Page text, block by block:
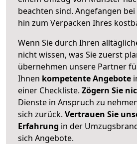
beachten sind. Angefangen
hin zum Verpacken Ihres
Wenn Sie durch Ihren
nicht wissen, was Sie zuerst
übernehmen unsere Partner
Ihnen kompetente Angebote
einer Checkliste. Zögern Sie
Dienste in Anspruch zu
sich zurück. Vertrauen Sie
Erfahrung in der
sich Angebote.